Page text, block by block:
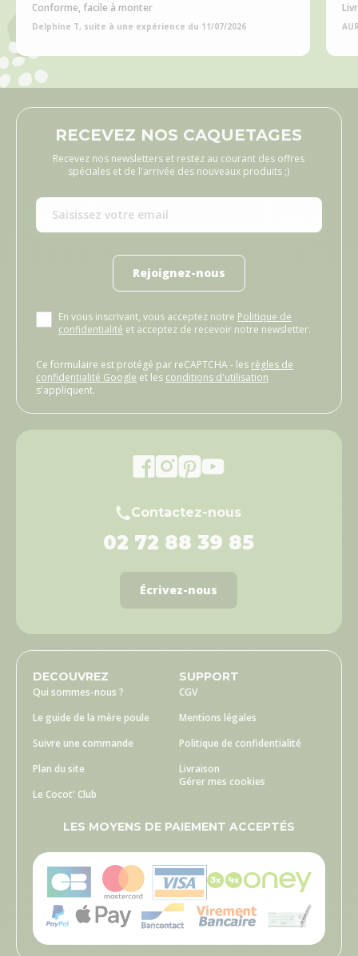
Conforme, facile à monter
Delphine T, suite à une expérience du 11/07/2026
RECEVEZ NOS CAQUETAGES
Recevez nos newsletters et restez au courant des offres
spéciales et de l'arrivée des nouveaux produits ;)
Rejoignez-nous
En vous inscrivant, vous acceptez notre Politique de
confidentialité et acceptez de recevoir notre newsletter.
Ce formulaire est protégé par reCAPTCHA - les règles de
confidentialité Google et les conditions d'utilisation
s'appliquent.
Contactez-nous
02 72 88 39 85
Écrivez-nous
DECOUVREZ
Qui sommes-nous ?
Le guide de la mère poule
Suivre une commande
Plan du site
Le Cocot' Club
SUPPORT
CGV
Mentions légales
Politique de confidentialité
Livraison
Gérer mes cookies
LES MOYENS DE PAIEMENT ACCEPTÉS